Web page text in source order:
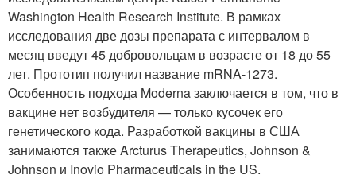
Washington Health Research Institute. В рамках
исследования две дозы препарата с интервалом в
месяц введут 45 добровольцам в возрасте от 18 до 55
лет. Прототип получил название mRNA-1273.
Особенность подхода Moderna заключается в том, что в
вакцине нет возбудителя — только кусочек его
генетического кода. Разработкой вакцины в США
занимаются также Arcturus Therapeutics, Johnson &
Johnson и Inovio Pharmaceuticals in the US.